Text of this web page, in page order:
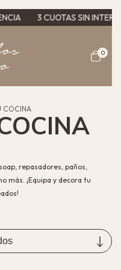
| 15% OFF EFECTIVO O
0
COCINA
repasadores, paños,
más. ¡Equipa y decora tu